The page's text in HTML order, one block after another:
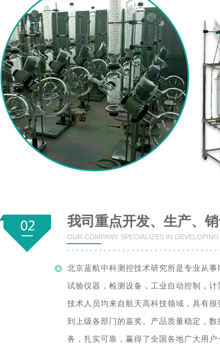
我司重点开发、生产、
OUR COMPANY SPECIALIZES IN
北京蓝航中科测控技术研究所是专业从
试验仪器，检测设备，工业自动控制，
技术人员均来自航天高科技领域，具有
到上级各部门的嘉奖。产品质量稳定，
务，扎实可靠，赢得了全国各地广大用